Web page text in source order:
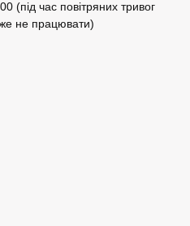
час повітряних тривог
не працювати)